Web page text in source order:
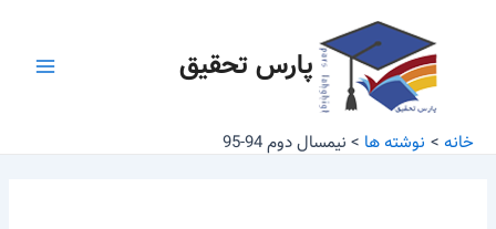
پارس تحقیق
خانه نوشته ها نیمسال دوم 94-95